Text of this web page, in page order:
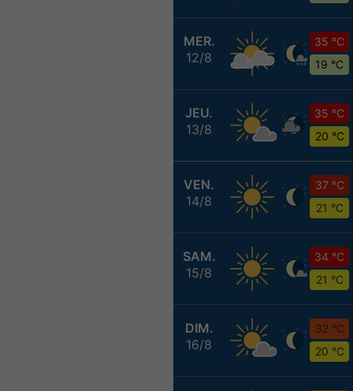
MER.
12/8
35 °C
19 °C
JEU.
13/8
35 °C
20 °C
VEN.
14/8
37 °C
21 °C
SAM.
15/8
34 °C
21 °C
DIM.
16/8
32 °C
20 °C